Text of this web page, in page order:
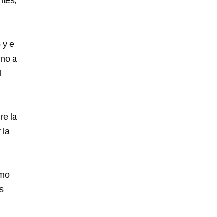
el
a
la
la